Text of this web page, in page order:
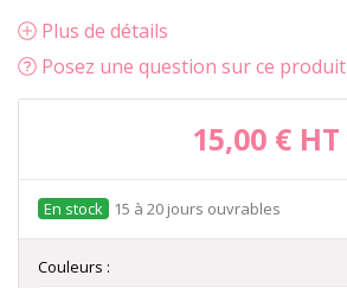
Plus de détails
Posez une question sur ce produit
15,00 € HT
15 à 20 jours ouvrables
Couleurs :